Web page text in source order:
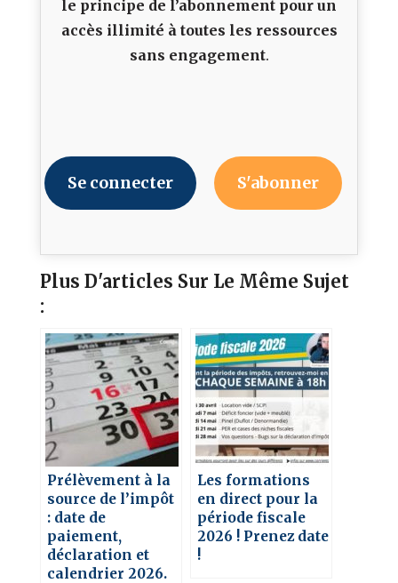
le principe de l’abonnement pour un
accès illimité à toutes les ressources
sans engagement.
Se connecter S'abonner
Plus D'articles Sur Le Même Sujet
:
Prélèvement à la
source de l’impôt
: date de
paiement,
déclaration et
calendrier 2026.
Les formations
en direct pour la
période fiscale
2026 ! Prenez date
!